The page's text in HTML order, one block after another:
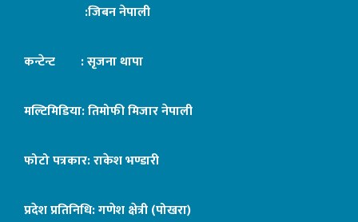
:जिबन नेपाली
कन्टेन्ट : सृजना थापा
मल्टिमिडिया: तिमोफी मिजार नेपाली
फोटो पत्रकार: राकेश भण्डारी
प्रदेश प्रतिनिधि: गणेश क्षेत्री (पोखरा)